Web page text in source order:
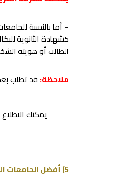
– أما بالنسبة
كشهادة الثانوية
الطالب أو هويته
ملاحظة:قد تطلب
يمكنك
5) أفضل الجامعات التركية التي تقدم دراسة الترجمة